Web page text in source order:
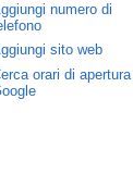
numero di
sito web
orari di